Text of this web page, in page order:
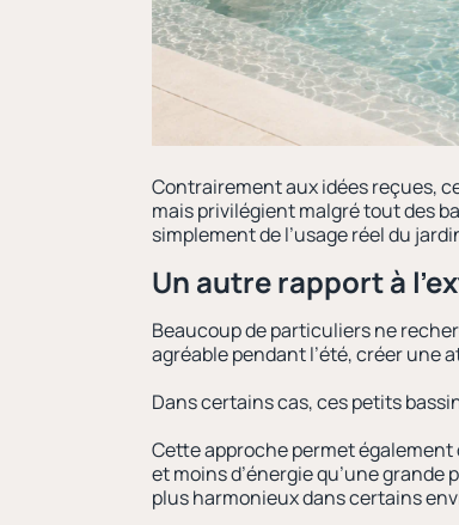
Contrairement aux idées reçues,
mais privilégient malgré tout des
simplement de l’usage réel du
Un autre rapport à
Beaucoup de particuliers ne
agréable pendant l’été, créer une
Dans certains cas, ces petits
Cette approche permet
et moins d’énergie qu’une
plus harmonieux dans certains